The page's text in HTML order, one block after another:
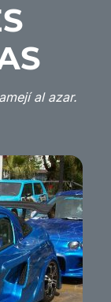
al azar.